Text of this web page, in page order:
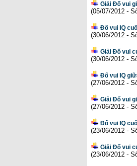
Giải Đố vui
(05/07/2012 -
Đố vui IQ
(30/06/2012 -
Giải Đố vui
(30/06/2012 -
Đố vui IQ
(27/06/2012 -
Giải Đố vui
(27/06/2012 -
Đố vui IQ
(23/06/2012 -
Giải Đố vui
(23/06/2012 -